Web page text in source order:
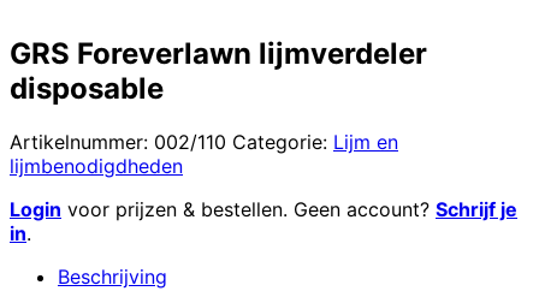
GRS Foreverlawn lijmverdeler
disposable
Artikelnummer: 002/110 Categorie: Lijm en
lijmbenodigdheden
Login voor prijzen & bestellen. Geen account? Schrijf je
in.
Beschrijving